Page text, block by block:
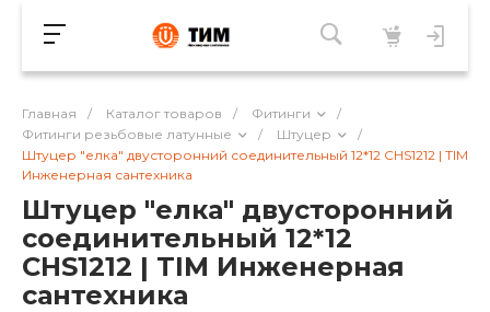
Главная / Каталог товаров / Фитинги
/
Фитинги резьбовые латунные
/ Штуцер
/
Штуцер "елка" двусторонний соединительный 12*12 CHS1212 | TIM
Инженерная сантехника
Штуцер "елка" двусторонний
соединительный 12*12
CHS1212 | TIM Инженерная
сантехника